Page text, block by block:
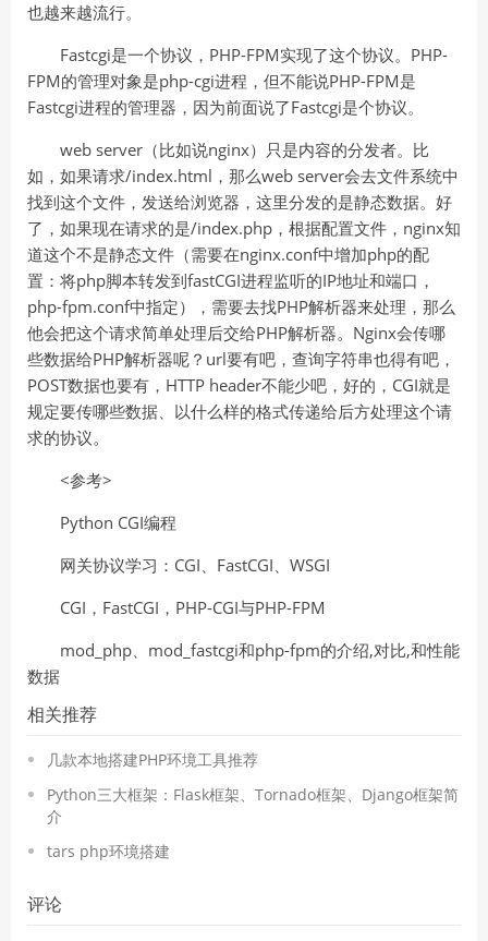
也越来越流行。
Fastcgi是一个协议，PHP-FPM实现了这个协议。PHP-
FPM的管理对象是php-cgi进程，但不能说PHP-FPM是
Fastcgi进程的管理器，因为前面说了Fastcgi是个协议。
web server（比如说nginx）只是内容的分发者。比
如，如果请求/index.html，那么web server会去文件系统中
找到这个文件，发送给浏览器，这里分发的是静态数据。好
了，如果现在请求的是/index.php，根据配置文件，nginx知
道这个不是静态文件（需要在nginx.conf中增加php的配
置：将php脚本转发到fastCGI进程监听的IP地址和端口，
php-fpm.conf中指定），需要去找PHP解析器来处理，那么
他会把这个请求简单处理后交给PHP解析器。Nginx会传哪
些数据给PHP解析器呢？url要有吧，查询字符串也得有吧，
POST数据也要有，HTTP header不能少吧，好的，CGI就是
规定要传哪些数据、以什么样的格式传递给后方处理这个请
求的协议。
<参考>
Python CGI编程
网关协议学习：CGI、FastCGI、WSGI
CGI，FastCGI，PHP-CGI与PHP-FPM
mod_php、mod_fastcgi和php-fpm的介绍,对比,和性能
数据
相关推荐
几款本地搭建PHP环境工具推荐
Python三大框架：Flask框架、Tornado框架、Django框架简
介
tars php环境搭建
评论